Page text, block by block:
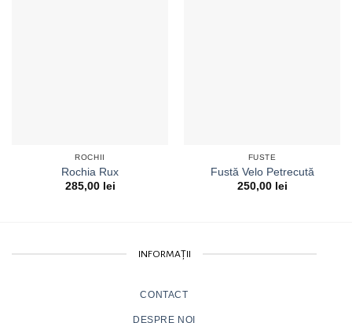
ROCHII
Rochia Rux
285,00 lei
FUSTE
Fustă Velo Petrecută
250,00 lei
INFORMAȚII
CONTACT
DESPRE NOI